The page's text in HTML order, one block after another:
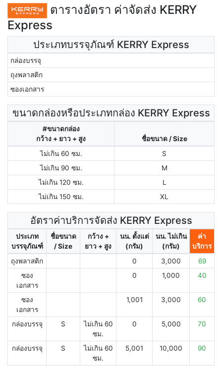
ตารางอัตรา ค่าจัดส่ง KERRY
Express
ประเภทบรรจุภัณฑ์ KERRY Express
กล่องบรรจุ
ถุงพลาสติก
ซองเอกสาร
ขนาดกล่องหรือประเภทกล่อง KERRY Express
#ขนาดกล่อง
กว้าง + ยาว + สูง
ชื่อขนาด / Size
ไม่เกิน 60 ซม.
S
ไม่เกิน 90 ซม.
M
ไม่เกิน 120 ซม.
L
ไม่เกิน 150 ซม.
XL
อัตราค่าบริการจัดส่ง KERRY Express
ประเภท
บรรจุภัณฑ์
ชื่อขนาด
/ Size
กว้าง +
ยาว + สูง
นน. ตั้งแต่
(กรัม)
นน. ไม่เกิน
(กรัม)
ค่า
บริการ
ถุงพลาสติก
0 3,000
69
ซอง
เอกสาร
0 1,000 40
ซอง
เอกสาร
1,001 3,000 60
กล่องบรรจุ S
ไม่เกิน 60
ซม.
0 5,000 70
กล่องบรรจุ S
ไม่เกิน 60
ซม.
5,001 10,000 90